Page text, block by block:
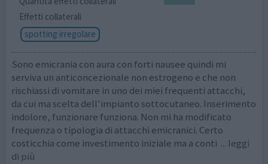
Effetti collaterali
spotting irregolare
Sono emicrania con aura con forti nausee quindi mi
serviva un anticoncezionale non estrogeno e che non
rischiassi di vomitare in uno dei miei frequenti attacchi,
da cui ma scelta dell'impianto sottocutaneo. Inserimento
indolore, funzionare funziona. Non mi ha modificato
frequenza o tipologia di attacchi emicranici. Certo
costicchia come investimento iniziale ma a conti ... leggi
di più